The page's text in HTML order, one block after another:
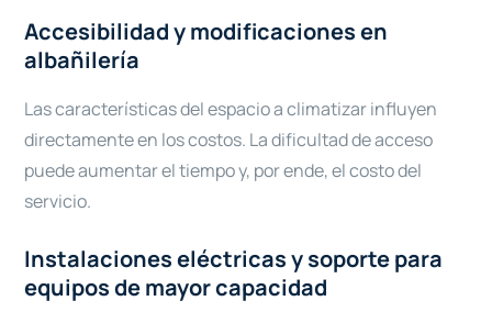
Accesibilidad y modificaciones en
albañilería
Las características del espacio a climatizar influyen
directamente en los costos. La dificultad de acceso
puede aumentar el tiempo y, por ende, el costo del
servicio.
Instalaciones eléctricas y soporte para
equipos de mayor capacidad